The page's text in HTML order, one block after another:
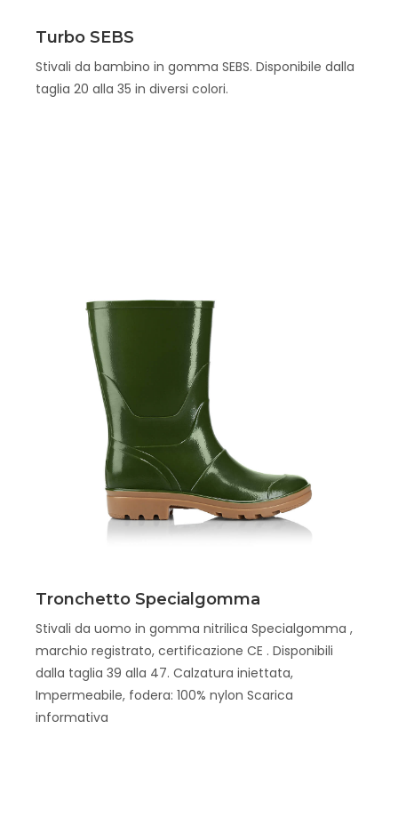
Scopri
Turbo SEBS
Stivali da bambino in gomma SEBS. Disponibile dalla
taglia 20 alla 35 in diversi colori.
Scopri
Tronchetto Specialgomma
Stivali da uomo in gomma nitrilica Specialgomma ,
marchio registrato, certificazione CE . Disponibili
dalla taglia 39 alla 47. Calzatura iniettata,
Impermeabile, fodera: 100% nylon Scarica
informativa